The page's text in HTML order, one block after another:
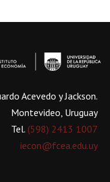
Acevedo y Jackson.
Montevideo, Uruguay
Tel. (598) 2413 1007
iecon@fcea.edu.uy